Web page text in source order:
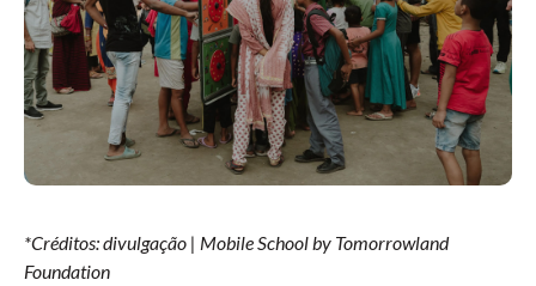
*Créditos: divulgação | Mobile School by Tomorrowland
Foundation